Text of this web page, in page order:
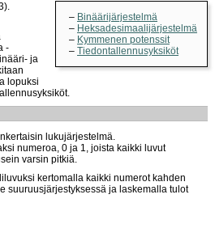
Binäärijärjestelmä
Heksadesimaalijärjestelmä
Kymmenen potenssit
Tiedontallennusyksiköt
-
ja
lopuksi
lukujärjestelmä.
numeroa, 0 ja 1, joista kaikki luvut
varsin pitkiä.
kertomalla kaikki numerot kahden
suuruusjärjestyksessä ja laskemalla tulot